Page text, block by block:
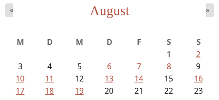
August
« »
M D M D F S
S
1
2
3
4 5 6 7 8
9
10
11 12 13 14 15
16
17
18 19 20 21 22
23